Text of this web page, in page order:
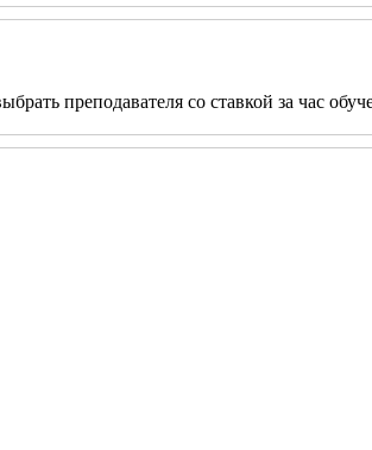
преподавателя со ставкой за час